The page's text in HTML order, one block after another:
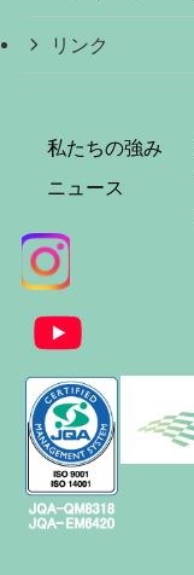
リンク
私たちの強み
ニュース